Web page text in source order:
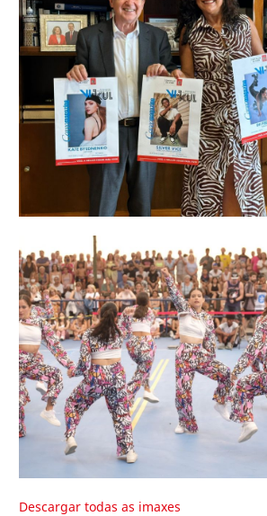
Descargar todas as imaxes